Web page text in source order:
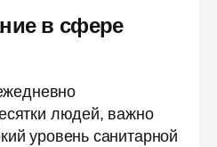
в сфере
людей, важно
уровень санитарной